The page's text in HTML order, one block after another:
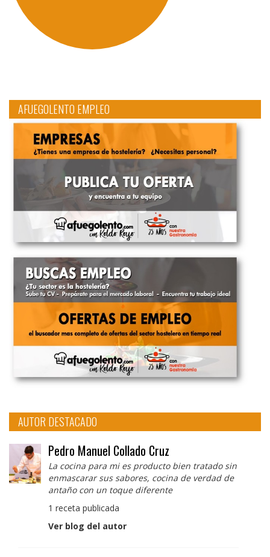
AFUEGOLENTO EMPLEO
AUTOR DESTACADO
Pedro Manuel Collado Cruz
La cocina para mi es producto bien tratado sin
enmascarar sus sabores, cocina de verdad de
antaño con un toque diferente
1 receta publicada
Ver blog del autor